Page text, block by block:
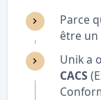
Parce
être un
Unik a
CACS